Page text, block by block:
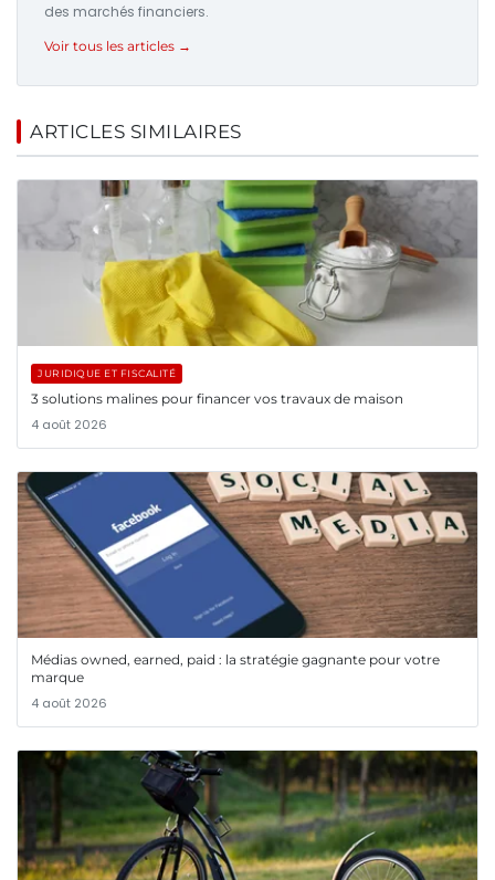
des marchés financiers.
Voir tous les articles →
ARTICLES SIMILAIRES
JURIDIQUE ET FISCALITÉ
3 solutions malines pour financer vos travaux de maison
4 août 2026
Médias owned, earned, paid : la stratégie gagnante pour votre
marque
4 août 2026